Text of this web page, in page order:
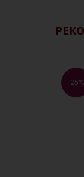
-25%